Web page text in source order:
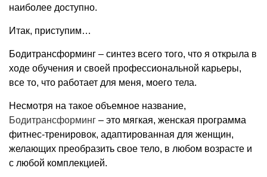
наиболее доступно.
Итак, приступим…
Бодитрансформинг – синтез всего того, что я открыла в
ходе обучения и своей профессиональной карьеры,
все то, что работает для меня, моего тела.
Несмотря на такое объемное название,
Бодитрансформинг – это мягкая, женская программа
фитнес-тренировок, адаптированная для женщин,
желающих преобразить свое тело, в любом возрасте и
с любой комплекцией.